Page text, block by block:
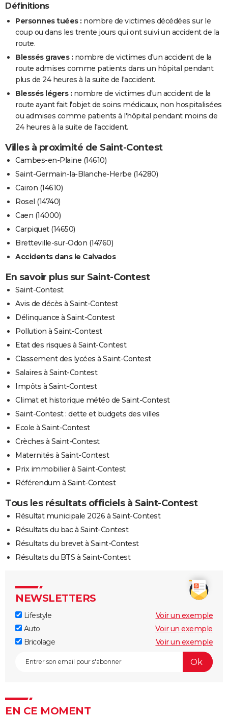
Définitions
Personnes tuées : nombre de victimes décédées sur le
coup ou dans les trente jours qui ont suivi un accident de la
route.
Blessés graves : nombre de victimes d'un accident de la
route admises comme patients dans un hôpital pendant
plus de 24 heures à la suite de l'accident.
Blessés légers : nombre de victimes d'un accident de la
route ayant fait l'objet de soins médicaux, non hospitalisées
ou admises comme patients à l'hôpital pendant moins de
24 heures à la suite de l'accident.
Villes à proximité de Saint-Contest
Cambes-en-Plaine (14610)
Saint-Germain-la-Blanche-Herbe (14280)
Cairon (14610)
Rosel (14740)
Caen (14000)
Carpiquet (14650)
Bretteville-sur-Odon (14760)
Accidents dans le Calvados
En savoir plus sur Saint-Contest
Saint-Contest
Avis de décès à Saint-Contest
Délinquance à Saint-Contest
Pollution à Saint-Contest
Etat des risques à Saint-Contest
Classement des lycées à Saint-Contest
Salaires à Saint-Contest
Impôts à Saint-Contest
Climat et historique météo de Saint-Contest
Saint-Contest : dette et budgets des villes
Ecole à Saint-Contest
Crèches à Saint-Contest
Maternités à Saint-Contest
Prix immobilier à Saint-Contest
Référendum à Saint-Contest
Tous les résultats officiels à Saint-Contest
Résultat municipale 2026 à Saint-Contest
Résultats du bac à Saint-Contest
Résultats du brevet à Saint-Contest
Résultats du BTS à Saint-Contest
NEWSLETTERS
Lifestyle
Voir un exemple
Auto
Voir un exemple
Bricolage
Voir un exemple
EN CE MOMENT